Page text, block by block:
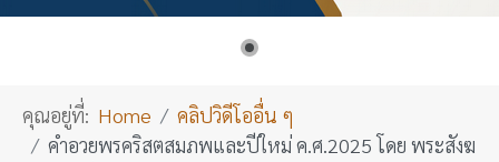
คุณอยู่ที่: Home
คลิปวิดีโออื่น ๆ
คำอวยพรคริสตสมภพและปีใหม่ ค.ศ.2025 โดย พระสังฆ